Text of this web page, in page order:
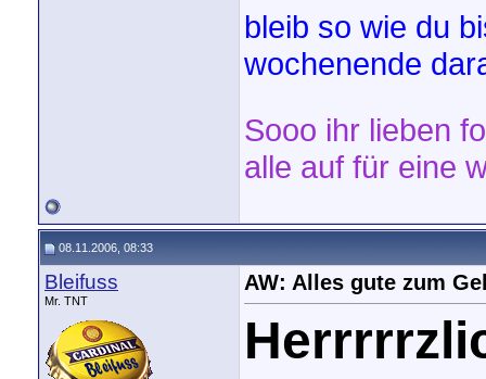
bleib so wie du
wochenende
Sooo ihr lieben
alle auf für eine
08.11.2006, 08:33
Bleifuss
Mr. TNT
AW: Alles gute zum